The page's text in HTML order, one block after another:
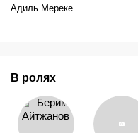
Адиль Мереке
В ролях